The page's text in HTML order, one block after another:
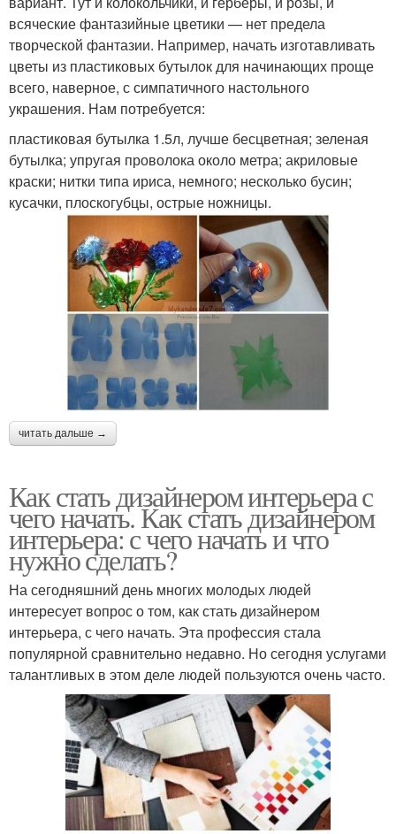
всяческие фантазийные цветики — нет предела
творческой фантазии. Например, начать изготавливать
цветы из пластиковых бутылок для начинающих проще
всего, наверное, с симпатичного настольного
украшения. Нам потребуется:
пластиковая бутылка 1.5л, лучше бесцветная; зеленая
бутылка; упругая проволока около метра; акриловые
краски; нитки типа ириса, немного; несколько бусин;
кусачки, плоскогубцы, острые ножницы.
читать дальше →
Как стать дизайнером интерьера с
чего начать. Как стать дизайнером
интерьера: с чего начать и что
нужно сделать?
На сегодняшний день многих молодых людей
интересует вопрос о том, как стать дизайнером
интерьера, с чего начать. Эта профессия стала
популярной сравнительно недавно. Но сегодня услугами
талантливых в этом деле людей пользуются очень часто.